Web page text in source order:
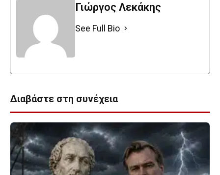
Γιώργος Λεκάκης
See Full Bio
Διαβάστε στη συνέχεια